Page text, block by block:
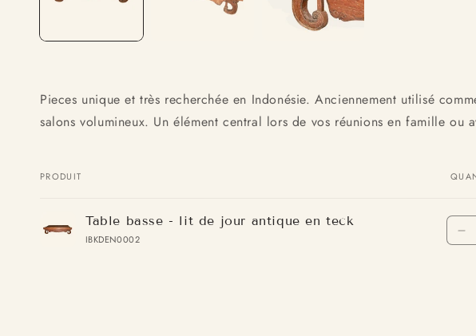
Pieces unique et très recherchée en Indonésie. Anciennement utilisé
salons volumineux. Un élément central lors de vos réunions en famille ou
panier
PRODUIT
Table basse - lit de jour antique en teck
IBKDEN0002